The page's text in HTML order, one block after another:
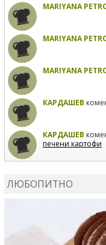
MARIYANA
MARIYANA
MARIYANA
КАРДАШЕВ
КАРДАШЕВ
печени картофи
ЛЮБОПИТНО